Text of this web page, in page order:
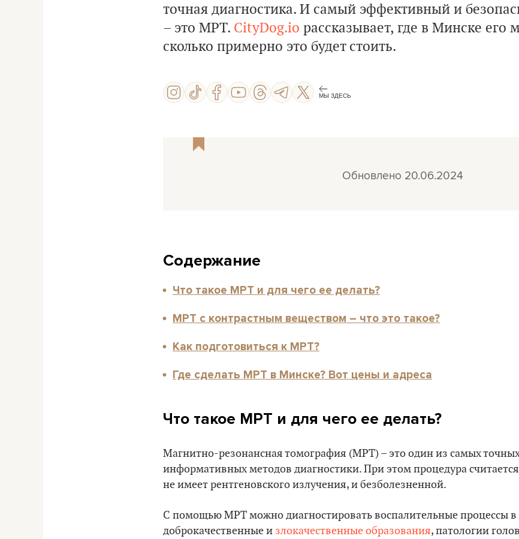
точная диагностика. И самый эффективный и
– это МРТ. CityDog.io рассказывает, где в Минске его
сколько примерно это будет стоить.
МЫ ЗДЕСЬ
Обновлено 20.06.2024
Содержание
Что такое МРТ и для чего ее делать?
МРТ с контрастным веществом – что это такое?
Как подготовиться к МРТ?
Где сделать МРТ в Минске? Вот цены и адреса
Что такое МРТ и для чего ее делать?
Магнитно-резонансная томография (МРТ) – это один из самых
информативных методов диагностики. При этом процедура
не имеет рентгеновского излучения, и безболезненной.
С помощью МРТ можно диагностировать воспалительные процессы в
доброкачественные и злокачественные образования, патологии